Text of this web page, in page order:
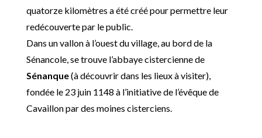
quatorze kilomètres a été créé pour permettre leur
redécouverte par le public.
Dans un vallon à l’ouest du village, au bord de la
Sénancole, se trouve l’abbaye cistercienne de
Sénanque(à découvrir dans les lieux à visiter),
fondée le 23 juin 1148 à l’initiative de l’évêque de
Cavaillon par des moines cisterciens.